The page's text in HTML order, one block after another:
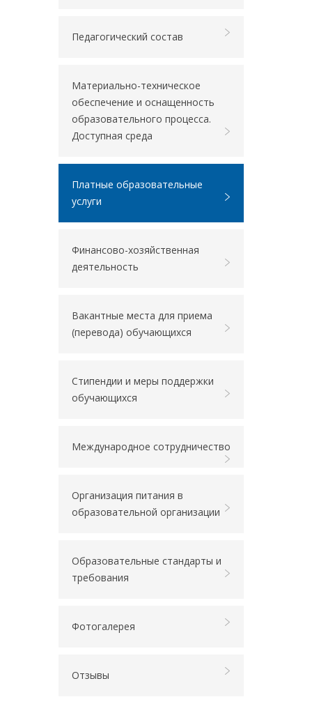
Педагогический состав
Материально-техническое
обеспечение и оснащенность
образовательного процесса.
Доступная среда
Платные образовательные
услуги
Финансово-хозяйственная
деятельность
Вакантные места для приема
(перевода) обучающихся
Стипендии и меры поддержки
обучающихся
Международное сотрудничество
Организация питания в
образовательной организации
Образовательные стандарты и
требования
Фотогалерея
Отзывы